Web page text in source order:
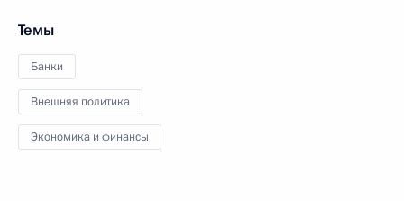
Темы
Банки
Внешняя политика
Экономика и финансы